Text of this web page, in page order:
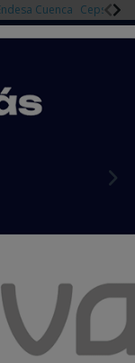
Cuenca Cepsa
empresas Registro